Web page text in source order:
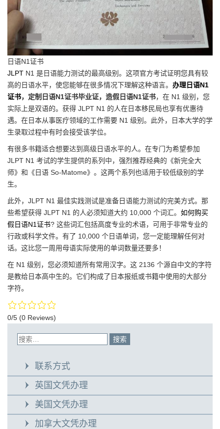
日语N1证书
JLPT N1 是日语能力测试的最高级别。这项官方考试证明您具有较
高的日语水平，使您能够在很多情况下理解这种语言。 办理日语N1
证书，定制日语N1证书毕业证，造假日语N1证书，在 N1 级别，您
实际上是双语的。获得 JLPT N1 的人在日本移民局也享有优惠待
遇。在日本从事医疗领域的工作需要 N1 级别。此外，日本大学的学
生录取过程中有时会接受该学位。
有很多书籍适合想要达到高级日语水平的人。在专门为希望参加
JLPT N1 考试的学生提供的系列中，强烈推荐经典的《新完全大
师》和《日语 So-Matome》。这两个系列也适用于较低级别的学
生。
此外，JLPT N1 最佳实践测试是准备日语能力测试的完美方式。那
些希望获得 JLPT N1 的人必须知道大约 10,000 个词汇。 如何购买
假日语N1证书? 这些词汇包括高度专业的术语，可用于非常专业的
行政或科学文件。有了 10,000 个日语单词，您一定能理解任何对
话。这比您一周用母​​语实际使用的单词数量还要多！
在 N1 级别，您必须知道所有常用汉字。这 2136 个源自中文的字符
是教给日本高中生的。它们构成了日本报纸或书籍中使用的大部分
字符。
0/5 (0 Reviews)
联系方式
英国文凭办理
美国文凭办理
加拿大文凭办理